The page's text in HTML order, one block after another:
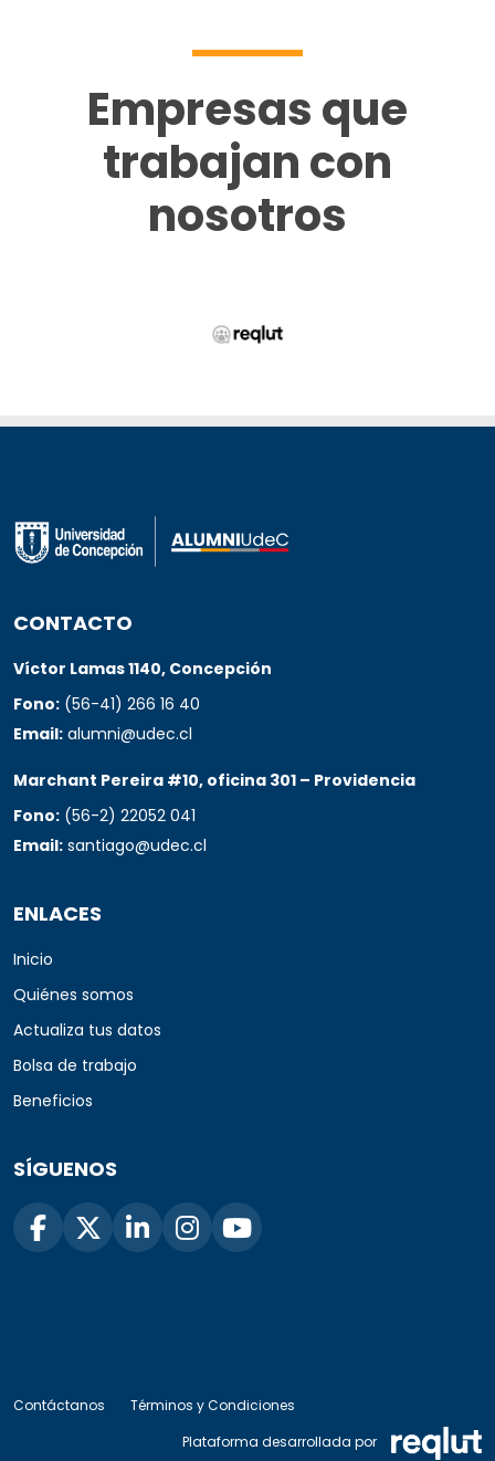
Empresas que
trabajan con
nosotros
CONTACTO
Víctor Lamas 1140, Concepción
Fono: (56-41) 266 16 40
Email: alumni@udec.cl
Marchant Pereira #10, oficina 301 – Providencia
Fono: (56-2) 22052 041
Email: santiago@udec.cl
ENLACES
Inicio
Quiénes somos
Actualiza tus datos
Bolsa de trabajo
Beneficios
SÍGUENOS
Contáctanos
Términos y Condiciones
Plataforma desarrollada por